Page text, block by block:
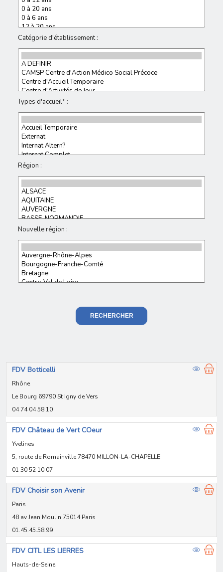
Catégorie d'établissement :
Types d'accueil* :
Région :
Nouvelle région :
RECHERCHER
FDV Botticelli
Rhône
Le Bourg 69790 St Igny de Vers
04 74 04 58 10
FDV Château de Vert COeur
Yvelines
5, route de Romainville 78470 MILLON-LA-CHAPELLE
01 30 52 10 07
FDV Choisir son Avenir
Paris
48 av Jean Moulin 75014 Paris
01.45.45.58.99
FDV CITL LES LIERRES
Hauts-de-Seine